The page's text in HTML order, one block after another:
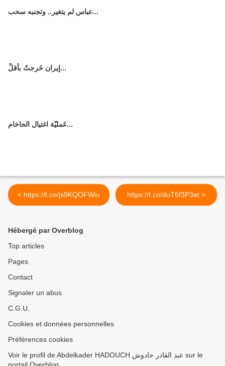
عباس لم يتغير.. وتجنبه سحب...
إيران خَرجتْ بأقلِّ...
عَمليّة اغتيال الحاخام...
< https://t.co/js9KQOFWiu https://t.co/doT6f3P3et >
Hébergé par Overblog
Top articles
Pages
Contact
Signaler un abus
C.G.U.
Cookies et données personnelles
Préférences cookies
Voir le profil de Abdelkader HADOUCH عبد القادر حادوش sur le